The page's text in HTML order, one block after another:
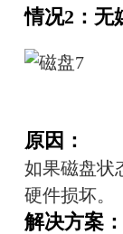
情况2：无
原因：
如果磁盘状
硬件损坏。
解决方案：